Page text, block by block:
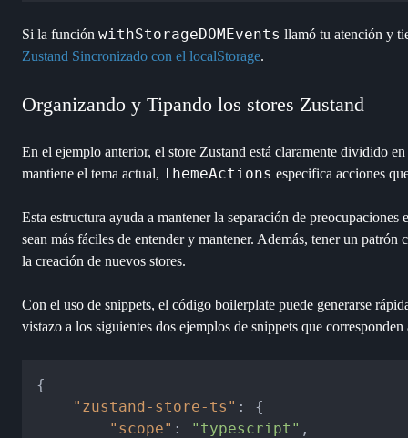
Si la función withStorageDOMEvents llamó tu atención y
Zustand Sincronizado con el localStorage.
Organizando y Tipando los stores Zustand
En el ejemplo anterior, el store Zustand está claramente dividido
mantiene el tema actual, ThemeActions especifica acciones
Esta estructura ayuda a mantener la separación de
sean más fáciles de entender y mantener. Además, tener un
la creación de nuevos stores.
Con el uso de snippets, el código boilerplate puede generarse
vistazo a los siguientes dos ejemplos de snippets que
{
"zustand-store-ts" :
{
"scope" : "typescript" ,